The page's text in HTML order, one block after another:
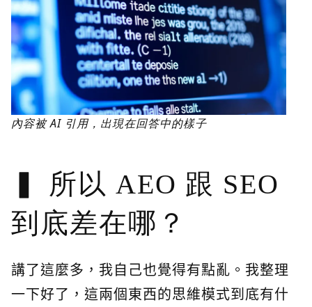
內容被 AI 引用，出現在回答中的樣子
所以 AEO 跟 SEO
到底差在哪？
講了這麼多，我自己也覺得有點亂。我整理
一下好了，這兩個東西的思維模式到底有什